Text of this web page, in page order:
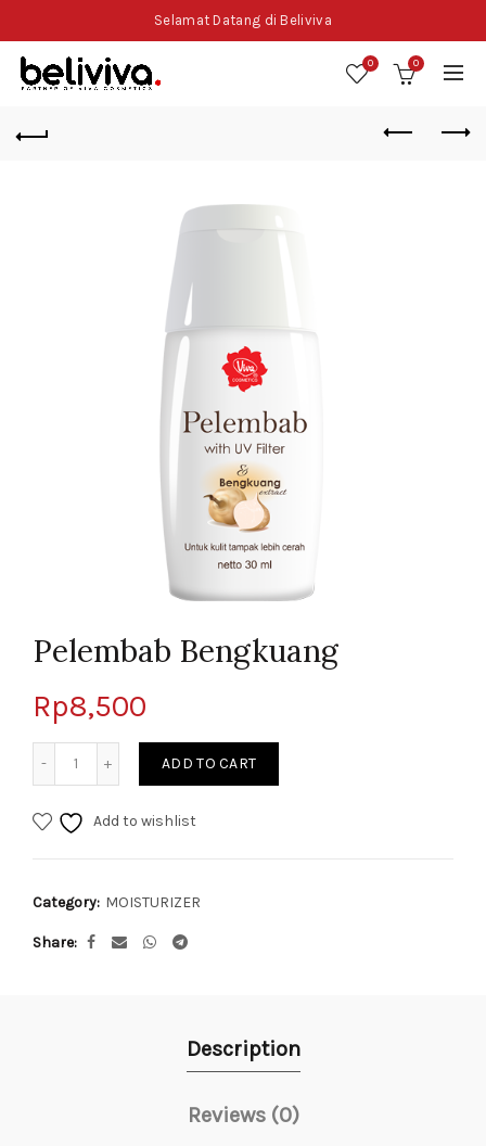
Selamat Datang di Beliviva
0 0
Pelembab Bengkuang
Rp8,500
Quantity
ADD TO CART
Add to wishlist
Category: MOISTURIZER
Share
Description
Reviews (0)